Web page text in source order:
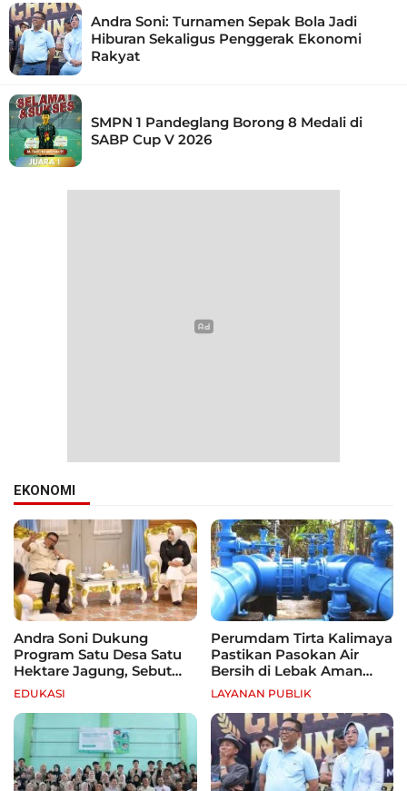
Andra Soni: Turnamen Sepak Bola Jadi
Hiburan Sekaligus Penggerak Ekonomi
Rakyat
SMPN 1 Pandeglang Borong 8 Medali di
SABP Cup V 2026
EKONOMI
Andra Soni Dukung
Program Satu Desa Satu
Hektare Jagung, Sebut
Banten Punya Peluang
EDUKASI
Perumdam Tirta Kalimaya
Pastikan Pasokan Air
Bersih di Lebak Aman
Selama Kemarau
LAYANAN PUBLIK